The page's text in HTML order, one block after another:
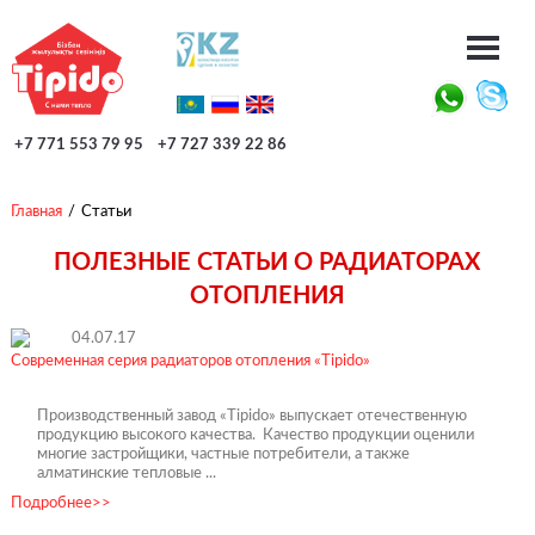
+7 771 553 79 95 +7 727 339 22 86
Главная / Статьи
ПОЛЕЗНЫЕ СТАТЬИ О РАДИАТОРАХ
ОТОПЛЕНИЯ
04.07.17
Современная серия радиаторов отопления «Tipido»
Производственный завод «Tipido» выпускает отечественную
продукцию высокого качества. Качество продукции оценили
многие застройщики, частные потребители, а также
алматинские тепловые ...
Подробнее>>